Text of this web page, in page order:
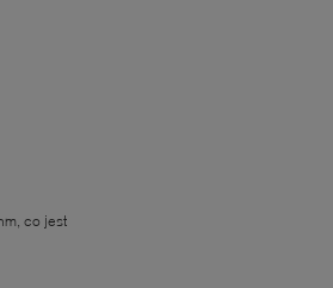
co jest